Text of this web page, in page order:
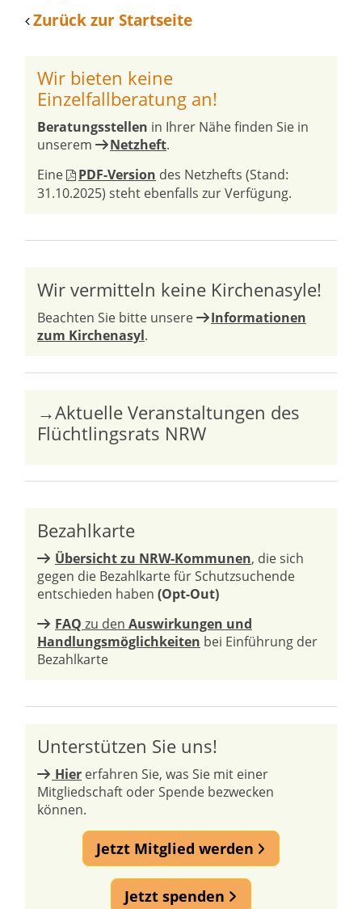
Zurück zur Startseite
Wir bieten keine
Einzelfallberatung an!
Beratungsstellen in Ihrer Nähe finden Sie in
unserem
Netzheft.
Eine
PDF-Version des Netzhefts (Stand:
31.10.2025) steht ebenfalls zur Verfügung.
Wir vermitteln keine Kirchenasyle!
Beachten Sie bitte unsere
Informationen
zum Kirchenasyl.
→Aktuelle Veranstaltungen des
Flüchtlingsrats NRW
Bezahlkarte
Übersicht zu NRW-Kommunen, die sich
gegen die Bezahlkarte für Schutzsuchende
entschieden haben (Opt-Out)
FAQ zu den Auswirkungen und
Handlungsmöglichkeiten bei Einführung der
Bezahlkarte
Unterstützen Sie uns!
Hier erfahren Sie, was Sie mit einer
Mitgliedschaft oder Spende bezwecken
können.
Jetzt Mitglied werden
Jetzt spenden